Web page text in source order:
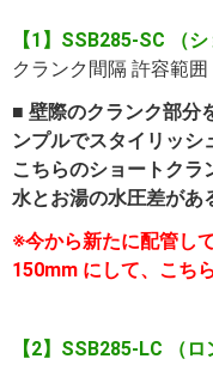
【1】SSB285-SC （
クランク間隔 許容範
■ 壁際のクランク部分
ンプルでスタイリッシ
こちらのショートク
水とお湯の水圧差があ
※今から新たに配管し
150mm にして、こち
【2】SSB285-LC （